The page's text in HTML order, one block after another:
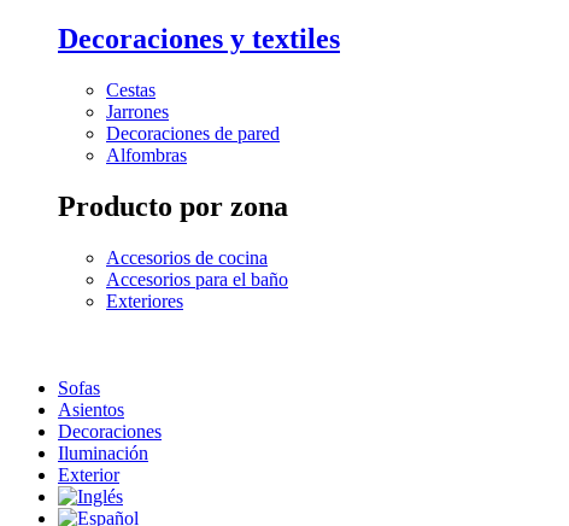
Decoraciones y textiles
Cestas
Jarrones
Decoraciones de pared
Alfombras
Producto por zona
Accesorios de cocina
Accesorios para el baño
Exteriores
Sofas
Asientos
Decoraciones
Iluminación
Exterior